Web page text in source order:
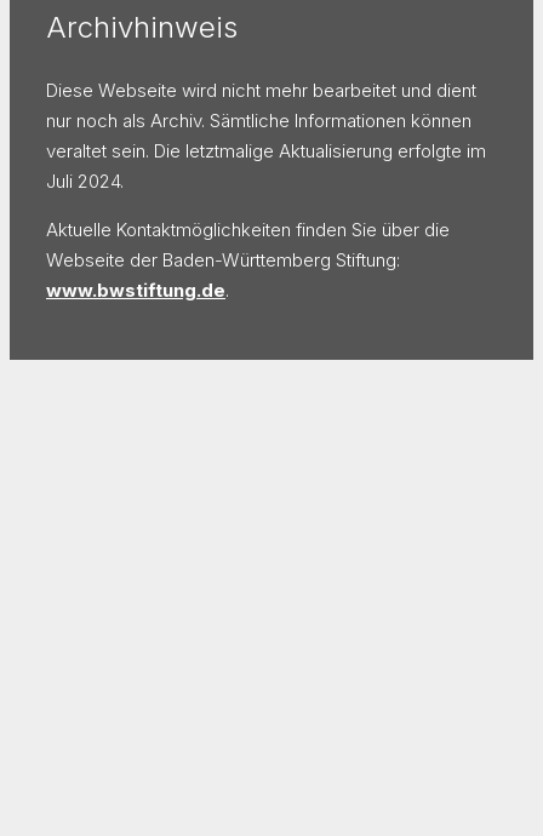
Archivhinweis
Diese Webseite wird nicht mehr bearbeitet und dient
nur noch als Archiv. Sämtliche Informationen können
veraltet sein. Die letztmalige Aktualisierung erfolgte im
Juli 2024.
Aktuelle Kontaktmöglichkeiten finden Sie über die
Webseite der Baden-Württemberg Stiftung:
www.bwstiftung.de.